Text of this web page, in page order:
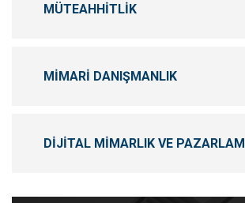
MÜTEAHHITLIK
MIMARI DANIŞMANLIK
DIJITAL MIMARLIK VE